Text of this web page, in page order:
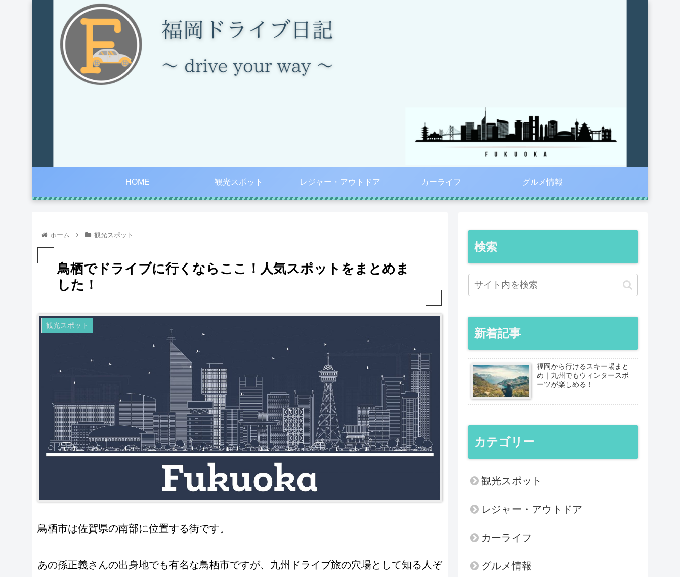
HOME 観光スポット レジャー・アウトドア カーライフ グルメ情報
ホーム 観光スポット
鳥栖でドライブに行くならここ！人気スポットをまとめま
した！
観光スポット
鳥栖市は佐賀県の南部に位置する街です。
あの孫正義さんの出身地でも有名な鳥栖市ですが、九州ドライブ旅の穴場として知る人ぞ
検索
新着記事
福岡から行けるスキー場まと
め｜九州でもウィンタースポ
ーツが楽しめる！
カテゴリー
観光スポット
レジャー・アウトドア
カーライフ
グルメ情報